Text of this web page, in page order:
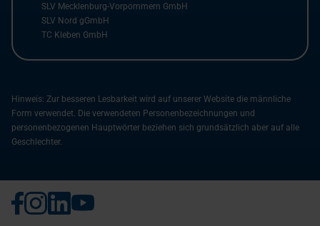
SLV Mecklenburg-Vorpommern GmbH
SLV Nord gGmbH
TC Kleben GmbH
Hinweis: Zur besseren Lesbarkeit wird auf unserer Website die männliche
Form verwendet. Die verwendeten Personenbezeichnungen und
personenbezogenen Hauptwörter beziehen sich grundsätzlich aber auf alle
Geschlechter.